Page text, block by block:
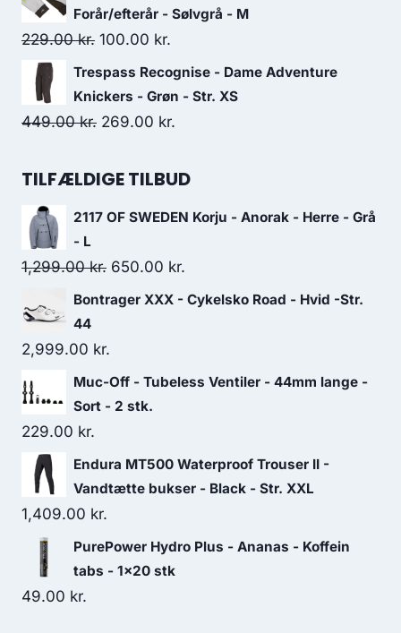
was:
349.00 kr..
is:
Forår/efterår - Sølvgrå - M
229.00kr. Original
price
was:
229.00 kr..
100.00 kr.
price
is:
100.00 kr..
Trespass Recognise - Dame Adventure
Knickers - Grøn - Str. XS
449.00kr. Original
was:
269.00 kr.
is:
TILFÆLDIGE TILBUD
2117 OF SWEDEN Korju - Anorak - Herre - Grå
- L
1,299.00kr. Original
price
650.00 kr.
price
Bontrager XXX - Cykelsko Road - Hvid -Str.
44
2,999.00 kr.
Muc-Off - Tubeless Ventiler - 44mm lange -
Sort - 2 stk.
229.00 kr.
Endura MT500 Waterproof Trouser II -
Vandtætte bukser - Black - Str. XXL
1,409.00 kr.
PurePower Hydro Plus - Ananas - Koffein
tabs - 1x20 stk
49.00 kr.